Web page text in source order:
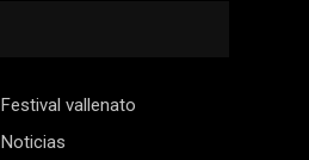
Festival vallenato
Noticias